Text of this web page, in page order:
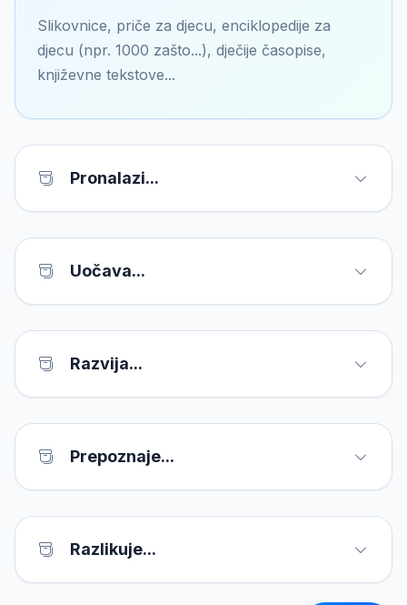
Slikovnice, priče za djecu, enciklopedije za
djecu (npr. 1000 zašto...), dječije časopise,
književne tekstove...
Pronalazi...
Uočava...
Razvija...
Prepoznaje...
Razlikuje...